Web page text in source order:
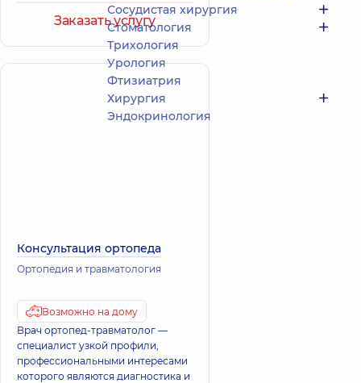
Заказать услугу
Консультация ортопеда
Ортопедия и травматология
Возможно на дому
Врач ортопед-травматолог —
специалист узкой профили,
профессиональными интересами
которого являются диагностика и
Сосудистая хирургия
Стоматология
Трихология
Урология
Фтизиатрия
Хирургия
Эндокринология